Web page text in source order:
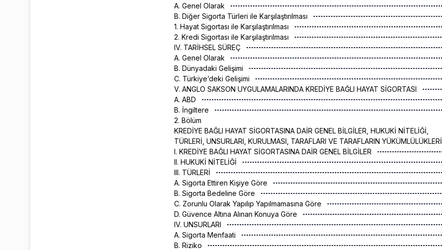
A. Genel Olarak
B. Diğer Sigorta Türleri ile Karşılaştırılması
1. Hayat Sigortası ile Karşılaştırılması
2. Kredi Sigortası ile Karşılaştırılması
IV. TARİHSEL SÜREÇ
A. Genel Olarak
B. Dünyadaki Gelişimi
C. Türkiye’deki Gelişimi
V. ANGLO SAKSON UYGULAMALARINDA KREDİYE BAĞLI HAYAT SİGORTASI
A. ABD
B. İngiltere
2. Bölüm
KREDİYE BAĞLI HAYAT SİGORTASINA DAİR GENEL BİLGİLER, HUKUKİ NİTELİĞİ,
TÜRLERİ, UNSURLARI, KURULMASI, TARAFLARI VE TARAFLARIN YÜKÜMLÜLÜKLERİ
I. KREDİYE BAĞLI HAYAT SİGORTASINA DAİR GENEL BİLGİLER
II. HUKUKİ NİTELİĞİ
III. TÜRLERİ
A. Sigorta Ettiren Kişiye Göre
B. Sigorta Bedeline Göre
C. Zorunlu Olarak Yapılıp Yapılmamasına Göre
D. Güvence Altına Alınan Konuya Göre
IV. UNSURLARI
A. Sigorta Menfaati
B. Riziko